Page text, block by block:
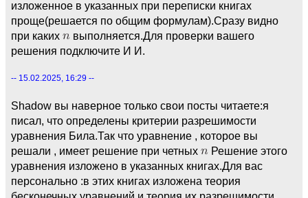
изложенное в указанных при переписки книгах
проще(решается по общим формулам).Сразу видно
при каких
выполняется.Для проверки вашего
решения подключите И И.
-- 15.02.2025, 16:29 --
Shadow вы наверное только свои посты читаете:я
писал, что определены критерии разрешимости
уравнения Била.Так что уравнение , которое вы
решали , имеет решение при четных
Решение этого
уравнения изложено в указанных книгах.Для вас
персонально :в этих книгах изложена теория